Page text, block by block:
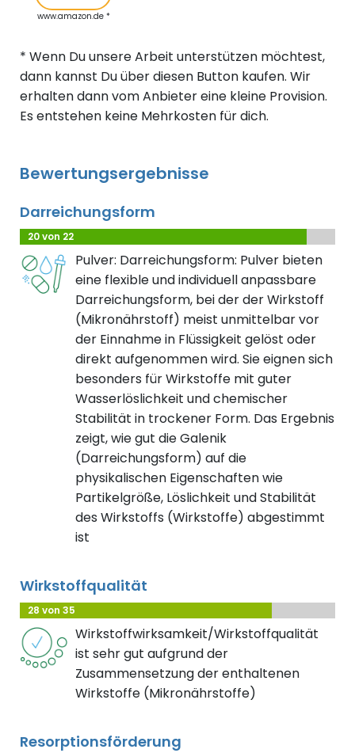
www.amazon.de *
* Wenn Du unsere Arbeit unterstützen möchtest,
dann kannst Du über diesen Button kaufen. Wir
erhalten dann vom Anbieter eine kleine Provision.
Es entstehen keine Mehrkosten für dich.
Bewertungsergebnisse
Darreichungsform
20 von 22
Pulver: Darreichungsform: Pulver bieten
eine flexible und individuell anpassbare
Darreichungsform, bei der der Wirkstoff
(Mikronährstoff) meist unmittelbar vor
der Einnahme in Flüssigkeit gelöst oder
direkt aufgenommen wird. Sie eignen sich
besonders für Wirkstoffe mit guter
Wasserlöslichkeit und chemischer
Stabilität in trockener Form. Das Ergebnis
zeigt, wie gut die Galenik
(Darreichungsform) auf die
physikalischen Eigenschaften wie
Partikelgröße, Löslichkeit und Stabilität
des Wirkstoffs (Wirkstoffe) abgestimmt
ist
Wirkstoffqualität
28 von 35
Wirkstoffwirksamkeit/Wirkstoffqualität
ist sehr gut aufgrund der
Zusammensetzung der enthaltenen
Wirkstoffe (Mikronährstoffe)
Resorptionsförderung